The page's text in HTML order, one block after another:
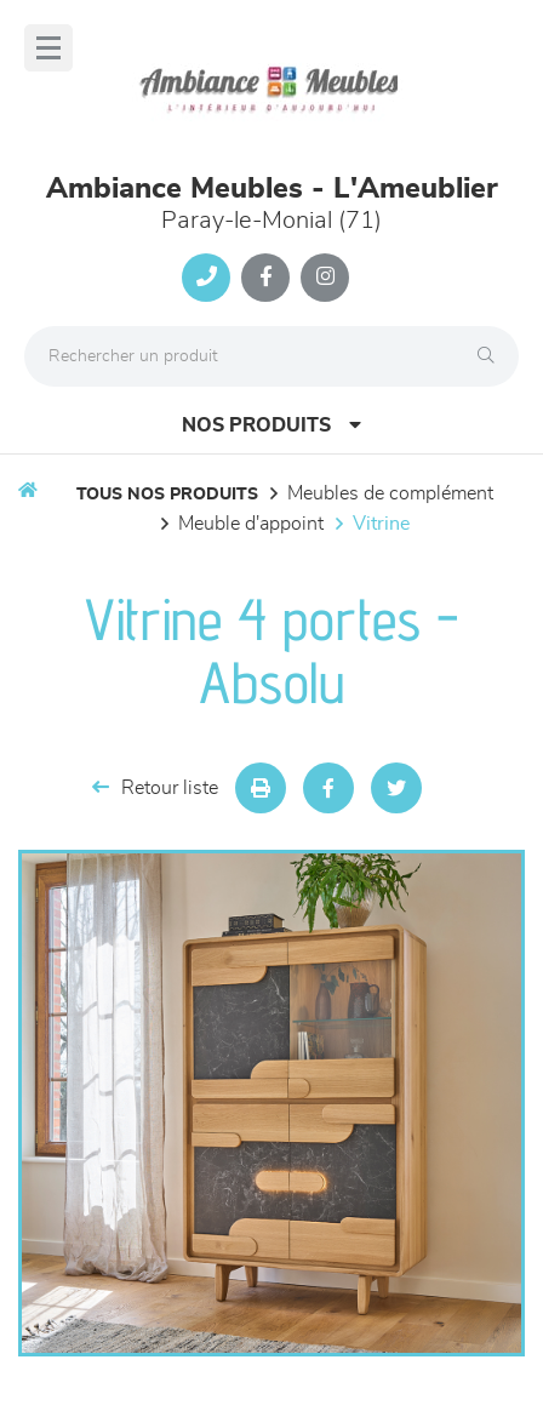
Ambiance Meubles - L'Ameublier
Paray-le-Monial (71)
NOS PRODUITS
séjours
meubles de complément
décoration
TOUS NOS PRODUITS
meubles de complément
meuble d'appoint
vitrine
Vitrine 4 portes -
Absolu
Retour liste